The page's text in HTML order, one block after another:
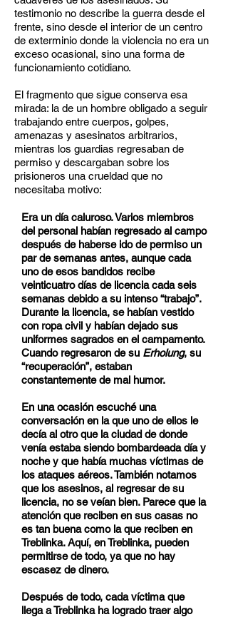
testimonio no describe la guerra desde el
frente, sino desde el interior de un centro
de exterminio donde la violencia no era un
exceso ocasional, sino una forma de
funcionamiento cotidiano.
El fragmento que sigue conserva esa
mirada: la de un hombre obligado a seguir
trabajando entre cuerpos, golpes,
amenazas y asesinatos arbitrarios,
mientras los guardias regresaban de
permiso y descargaban sobre los
prisioneros una crueldad que no
necesitaba motivo:
Era un día caluroso. Varios miembros
del personal habían regresado al campo
después de haberse ido de permiso un
par de semanas antes, aunque cada
uno de esos bandidos recibe
veinticuatro días de licencia cada seis
semanas debido a su intenso “trabajo”.
Durante la licencia, se habían vestido
con ropa civil y habían dejado sus
uniformes sagrados en el campamento.
Cuando regresaron de su Erholung, su
“recuperación”, estaban
constantemente de mal humor.
En una ocasión escuché una
conversación en la que uno de ellos le
decía al otro que la ciudad de donde
venía estaba siendo bombardeada día y
noche y que había muchas víctimas de
los ataques aéreos. También notamos
que los asesinos, al regresar de su
licencia, no se veían bien. Parece que la
atención que reciben en sus casas no
es tan buena como la que reciben en
Treblinka. Aquí, en Treblinka, pueden
permitirse de todo, ya que no hay
escasez de dinero.
Después de todo, cada víctima que
llega a Treblinka ha logrado traer algo